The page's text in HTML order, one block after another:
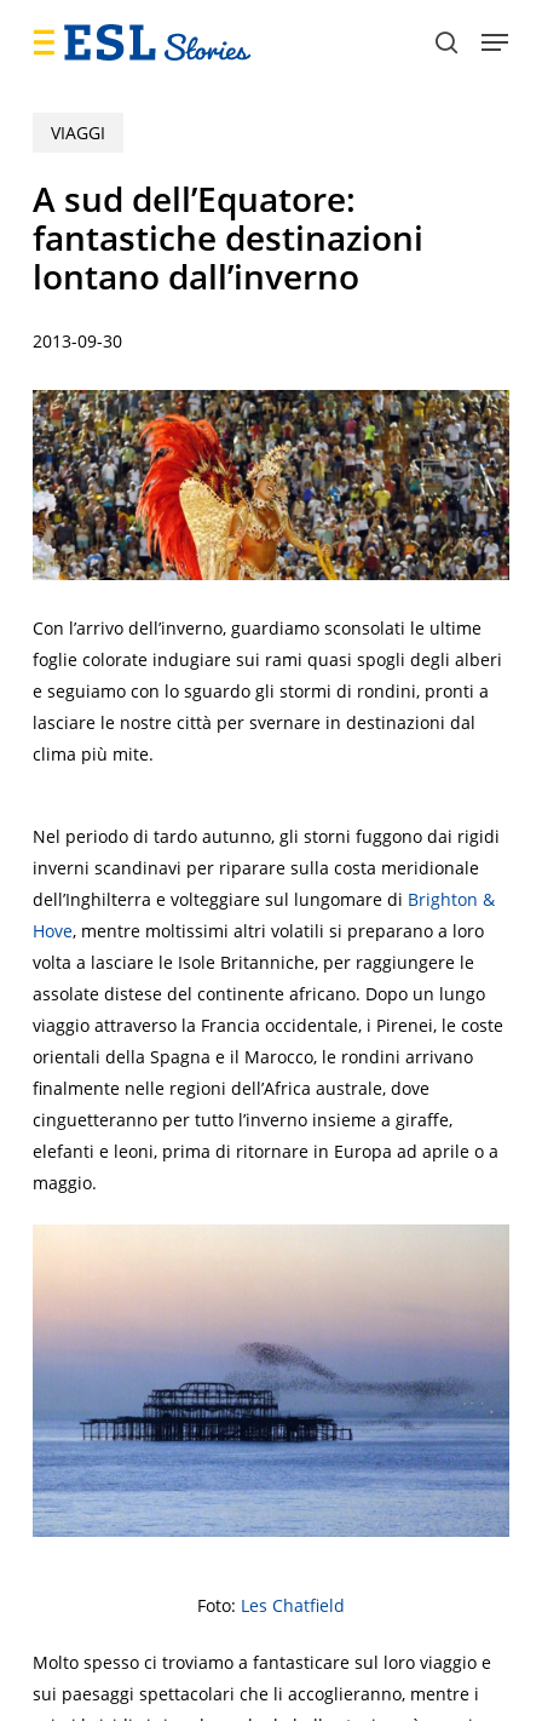
search
Menu
VIAGGI
A sud dell’Equatore:
fantastiche destinazioni
lontano dall’inverno
2013-09-30
Con l’arrivo dell’inverno, guardiamo sconsolati le ultime
foglie colorate indugiare sui rami quasi spogli degli alberi
e seguiamo con lo sguardo gli stormi di rondini, pronti a
lasciare le nostre città per svernare in destinazioni dal
clima più mite.
Nel periodo di tardo autunno, gli storni fuggono dai rigidi
inverni scandinavi per riparare sulla costa meridionale
dell’Inghilterra e volteggiare sul lungomare di Brighton &
Hove, mentre moltissimi altri volatili si preparano a loro
volta a lasciare le Isole Britanniche, per raggiungere le
assolate distese del continente africano. Dopo un lungo
viaggio attraverso la Francia occidentale, i Pirenei, le coste
orientali della Spagna e il Marocco, le rondini arrivano
finalmente nelle regioni dell’Africa australe, dove
cinguetteranno per tutto l’inverno insieme a giraffe,
elefanti e leoni, prima di ritornare in Europa ad aprile o a
maggio.
Foto: Les Chatfield
Molto spesso ci troviamo a fantasticare sul loro viaggio e
sui paesaggi spettacolari che li accoglieranno, mentre i